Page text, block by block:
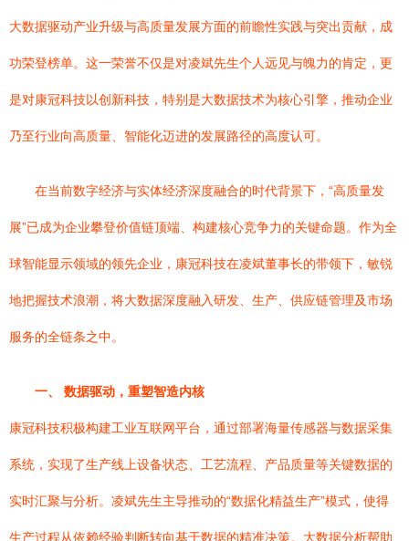
大数据驱动产业升级与高质量发展方面的前瞻性实践与突出贡献，成
功荣登榜单。这一荣誉不仅是对凌斌先生个人远见与魄力的肯定，更
是对康冠科技以创新科技，特别是大数据技术为核心引擎，推动企业
乃至行业向高质量、智能化迈进的发展路径的高度认可。
在当前数字经济与实体经济深度融合的时代背景下，“高质量发
展”已成为企业攀登价值链顶端、构建核心竞争力的关键命题。作为全
球智能显示领域的领先企业，康冠科技在凌斌董事长的带领下，敏锐
地把握技术浪潮，将大数据深度融入研发、生产、供应链管理及市场
服务的全链条之中。
一、 数据驱动，重塑智造内核
康冠科技积极构建工业互联网平台，通过部署海量传感器与数据采集
系统，实现了生产线上设备状态、工艺流程、产品质量等关键数据的
实时汇聚与分析。凌斌先生主导推动的“数据化精益生产”模式，使得
生产过程从依赖经验判断转向基于数据的精准决策。大数据分析帮助